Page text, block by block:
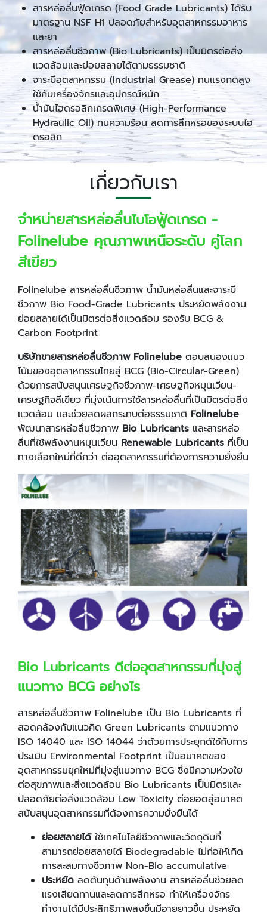
สารหล่อลื่นฟู้ดเกรด (Food Grade Lubricants) ได้รับ
มาตรฐาน NSF H1 ปลอดภัยสำหรับอุตสาหกรรมอาหาร
และยา
สารหล่อลื่นชีวภาพ (Bio Lubricants) เป็นมิตรต่อสิ่ง
แวดล้อมและย่อยสลายได้ตามธรรมชาติ
จาระบีอุตสาหกรรม (Industrial Grease) ทนแรงกดสูง
ใช้กับเครื่องจักรและอุปกรณ์หนัก
น้ำมันไฮดรอลิกเกรดพิเศษ (High-Performance
Hydraulic Oil) ทนความร้อน ลดการสึกหรอของระบบไฮ
ดรอลิก
เกี่ยวกับเรา
จำหน่ายสารหล่อลื่นไบโอฟู้ดเกรด -
Folinelube คุณภาพเหนือระดับ คู่โลก
สีเขียว
Folinelube สารหล่อลื่นชีวภาพ น้ำมันหล่อลื่นและจาระบี
ชีวภาพ Bio Food-Grade Lubricants ประหยัดพลังงาน
ย่อยสลายได้เป็นมิตรต่อสิ่งแวดล้อม รองรับ BCG &
Carbon Footprint
บริษัทขายสารหล่อลื่นชีวภาพ Folinelube ตอบสนองแนว
โน้มของอุตสาหกรรมไทยสู่ BCG (Bio-Circular-Green)
ด้วยการสนับสนุนเศรษฐกิจชีวภาพ-เศรษฐกิจหมุนเวียน-
เศรษฐกิจสีเขียว ที่มุ่งเน้นการใช้สารหล่อลื่นที่เป็นมิตรต่อสิ่ง
แวดล้อม และช่วยลดผลกระทบต่อธรรมชาติ Folinelube
พัฒนาสารหล่อลื่นชีวภาพ Bio Lubricants และสารหล่อ
ลื่นที่ใช้พลังงานหมุนเวียน Renewable Lubricants ที่เป็น
ทางเลือกใหม่ที่ดีกว่า ต่ออุตสาหกรรมที่ต้องการความยั่งยืน
Bio Lubricants ดีต่ออุตสาหกรรมที่มุ่งสู่
แนวทาง BCG อย่างไร
สารหล่อลื่นชีวภาพ Folinelube เป็น Bio Lubricants ที่
สอดคล้องกับแนวคิด Green Lubricants ตามแนวทาง
ISO 14040 และ ISO 14044 ว่าด้วยการประยุกต์ใช้กับการ
ประเมิน Environmental Footprint เป็นอนาคตของ
อุตสาหกรรมยุคใหม่ที่มุ่งสู่แนวทาง BCG ซึ่งมีความห่วงใย
ต่อสุขภาพและสิ่งแวดล้อม Bio Lubricants เป็นมิตรและ
ปลอดภัยต่อสิ่งแวดล้อม Low Toxicity ต่อยอดสู่อนาคต
สนับสนุนอุตสาหกรรมที่ต้องการความยั่งยืนได้
ย่อยสลายได้ใช้เทคโนโลยีชีวภาพและวัตถุดิบที่
สามารถย่อยสลายได้ Biodegradable ไม่ก่อให้เกิด
การสะสมทางชีวภาพ Non-Bio accumulative
ประหยัด ลดต้นทุนด้านพลังงาน สารหล่อลื่นช่วยลด
แรงเสียดทานและลดการสึกหรอ ทำให้เครื่องจักร
ทำงานได้มีประสิทธิภาพสูงขึ้นมีอายุยาวขึ้น ประหยัด